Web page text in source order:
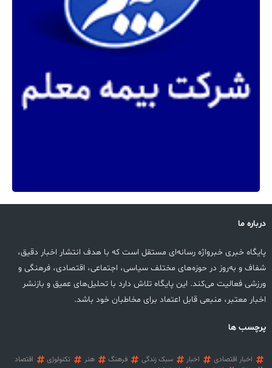
درباره ما
پایگاه خبری خبرواژه رسانه‌ای مستقل است که با هدف انتشار اخبار دقیق،
شفاف و به‌روز در حوزه‌های مختلف سیاسی، اجتماعی، اقتصادی، فرهنگی و
ورزشی فعالیت می‌کند. این پایگاه تلاش دارد با تحلیل‌های عمیق و بازنشر
اخبار معتبر، منبعی قابل اعتماد برای مخاطبان خود باشد.
پرچسب ها
اخبار اقتصادی اخبار سبک زندگی فرهنگ هنر تکنولوژی
اقتصاد